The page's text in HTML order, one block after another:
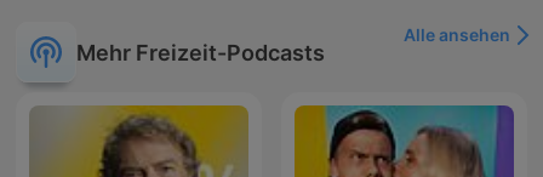
Mehr Freizeit-Podcasts
Alle ansehen